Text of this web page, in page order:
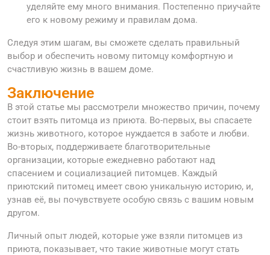
уделяйте ему много внимания. Постепенно приучайте
его к новому режиму и правилам дома.
Следуя этим шагам, вы сможете сделать правильный
выбор и обеспечить новому питомцу комфортную и
счастливую жизнь в вашем доме.
Заключение
В этой статье мы рассмотрели множество причин, почему
стоит взять питомца из приюта. Во-первых, вы спасаете
жизнь животного, которое нуждается в заботе и любви.
Во-вторых, поддерживаете благотворительные
организации, которые ежедневно работают над
спасением и социализацией питомцев. Каждый
приютский питомец имеет свою уникальную историю, и,
узнав её, вы почувствуете особую связь с вашим новым
другом.
Личный опыт людей, которые уже взяли питомцев из
приюта, показывает, что такие животные могут стать